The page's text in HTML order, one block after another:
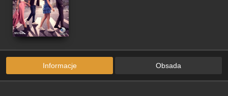
Informacje Obsada